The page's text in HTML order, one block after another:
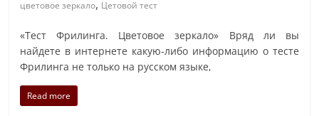
цветовое зеркало, Цетовой тест
«Тест Фрилинга. Цветовое зеркало» Вряд ли вы
найдете в интернете какую-либо информацию о тесте
Фрилинга не только на русском языке,
Read more